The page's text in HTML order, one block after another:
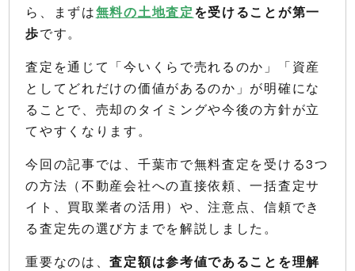
ら、まずは無料の土地査定を受けることが第一
歩です。
査定を通じて「今いくらで売れるのか」「資産
としてどれだけの価値があるのか」が明確にな
ることで、売却のタイミングや今後の方針が立
てやすくなります。
今回の記事では、千葉市で無料査定を受ける3つ
の方法（不動産会社への直接依頼、一括査定サ
イト、買取業者の活用）や、注意点、信頼でき
る査定先の選び方までを解説しました。
重要なのは、査定額は参考値であることを理解